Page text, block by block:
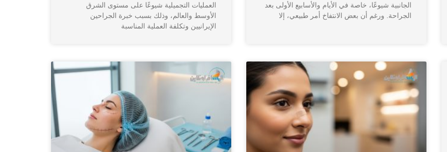
الجانبية شيوعًا، خاصة في الأيام والأسابيع الأولى بعد
الجراحة. ورغم أن بعض الانتفاخ أمر طبيعي، إلا
العمليات التجميلية شيوعًا على مستوى الشرق
الأوسط والعالم، وذلك بسبب خبرة الجراحين
الإيرانيين وتكلفة العملية المناسبة